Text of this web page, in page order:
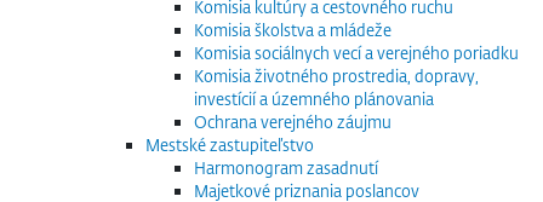
Komisia kultúry a cestovného ruchu
Komisia školstva a mládeže
Komisia sociálnych vecí a verejného poriadku
Komisia životného prostredia, dopravy,
investícií a územného plánovania
Ochrana verejného záujmu
Mestské zastupiteľstvo
Harmonogram zasadnutí
Majetkové priznania poslancov